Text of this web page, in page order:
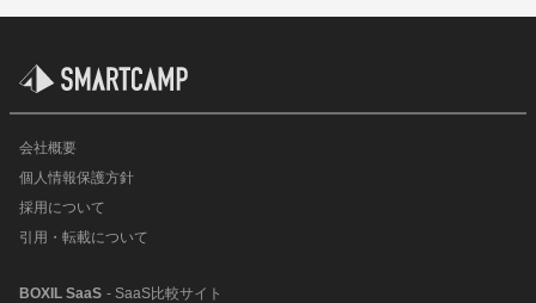
会社概要
個人情報保護方針
採用について
引用・転載について
BOXIL SaaS - SaaS比較サイト